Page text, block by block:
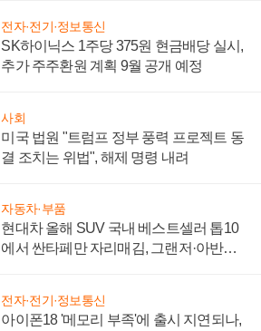
전자·전기·정보통신
SK하이닉스 1주당 375원 현금배당 실시,
추가 주주환원 계획 9월 공개 예정
사회
미국 법원 "트럼프 정부 풍력 프로젝트 동
결 조치는 위법", 해제 명령 내려
자동차·부품
현대차 올해 SUV 국내 베스트셀러 톱10
에서 싼타페만 자리매김, 그랜저·아반떼
전자·전기·정보통신
아이폰18 '메모리 부족'에 출시 지연되나,